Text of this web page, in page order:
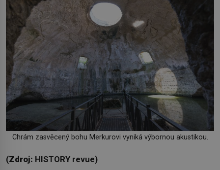
Chrám zasvěcený bohu Merkurovi vyniká výbornou akustikou.
(Zdroj: HISTORY revue)